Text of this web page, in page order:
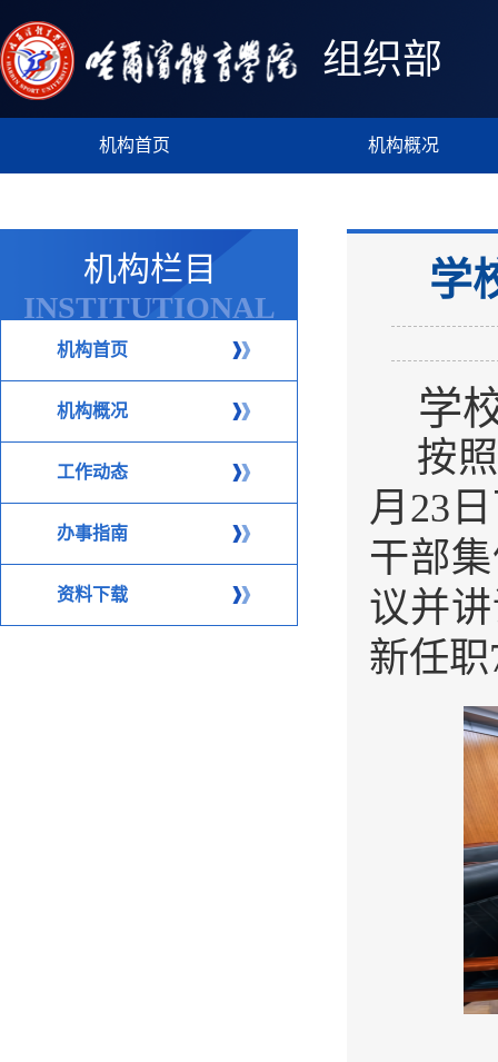
组织部
机构首页 机构概况
机构栏目
INSTITUTIONAL
COLUMN
机构首页
机构概况
工作动态
办事指南
资料下载
学
学
按
月23
干部
议并
新任职